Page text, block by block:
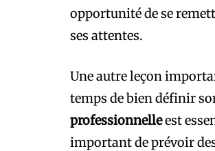
opportunité de se
ses attentes.
Une autre leçon
temps de bien définir
professionnelleest
important de prévoir